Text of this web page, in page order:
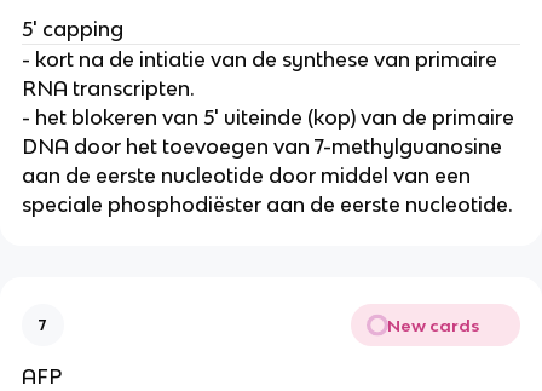
5' capping
- kort na de intiatie van de synthese van primaire
RNA transcripten.
- het blokeren van 5' uiteinde (kop) van de primaire
DNA door het toevoegen van 7-methylguanosine
aan de eerste nucleotide door middel van een
speciale phosphodiëster aan de eerste nucleotide.
7 New cards
AFP